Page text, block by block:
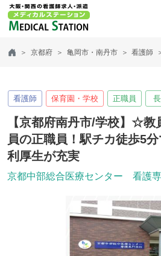
京都府 亀岡市・南丹市 看護師
看護師 保育園・学校 正職員
【京都府南丹市/学校】☆
員の正職員！駅チカ徒歩5
利厚生が充実
京都中部総合医療センター 看護